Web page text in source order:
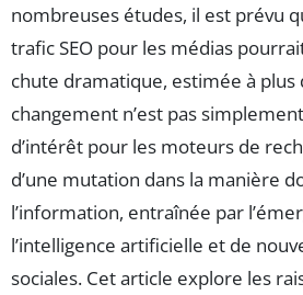
nombreuses études, il est prévu
trafic SEO pour les médias
chute dramatique, estimée à plus
changement n’est pas
d’intérêt pour les moteurs de
d’une mutation dans la manière
l’information, entraînée par
l’intelligence artificielle et de
sociales. Cet article explore les